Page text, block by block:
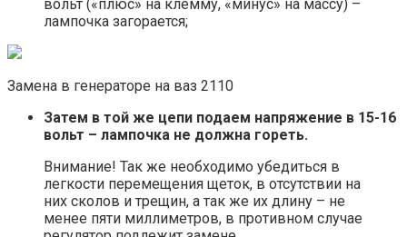
вольт («плюс» на клемму, «минус» на массу) –
лампочка загорается;
Замена в генераторе на ваз 2110
Затем в той же цепи подаем напряжение в 15-16
вольт – лампочка не должна гореть.
Внимание! Так же необходимо убедиться в
легкости перемещения щеток, в отсутствии на
них сколов и трещин, а так же их длину – не
менее пяти миллиметров, в противном случае